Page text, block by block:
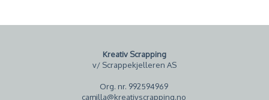
Kreativ Scrapping
v/ Scrappekjelleren AS
Org. nr. 992594969
camilla@kreativscrapping.no